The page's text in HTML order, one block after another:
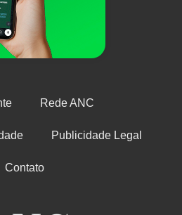
Rede ANC
Publicidade Legal
Contato